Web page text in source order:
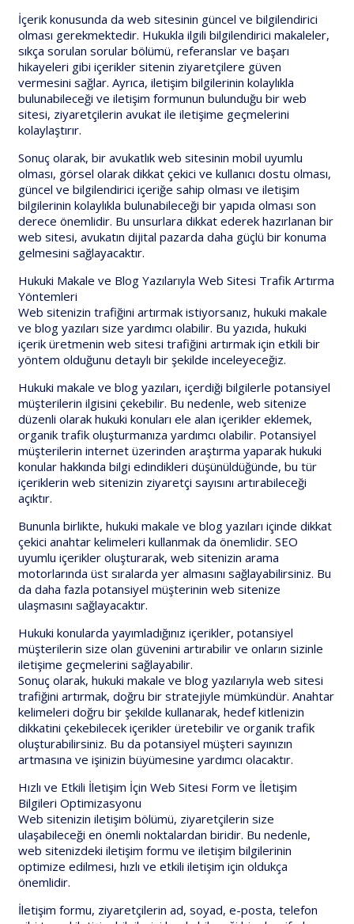
İçerik konusunda da web sitesinin güncel ve bilgilendirici
olması gerekmektedir. Hukukla ilgili bilgilendirici makaleler,
sıkça sorulan sorular bölümü, referanslar ve başarı
hikayeleri gibi içerikler sitenin ziyaretçilere güven
vermesini sağlar. Ayrıca, iletişim bilgilerinin kolaylıkla
bulunabileceği ve iletişim formunun bulunduğu bir web
sitesi, ziyaretçilerin avukat ile iletişime geçmelerini
kolaylaştırır.
Sonuç olarak, bir avukatlık web sitesinin mobil uyumlu
olması, görsel olarak dikkat çekici ve kullanıcı dostu olması,
güncel ve bilgilendirici içeriğe sahip olması ve iletişim
bilgilerinin kolaylıkla bulunabileceği bir yapıda olması son
derece önemlidir. Bu unsurlara dikkat ederek hazırlanan bir
web sitesi, avukatın dijital pazarda daha güçlü bir konuma
gelmesini sağlayacaktır.
Hukuki Makale ve Blog Yazılarıyla Web Sitesi Trafik Artırma
Yöntemleri
Web sitenizin trafiğini artırmak istiyorsanız, hukuki makale
ve blog yazıları size yardımcı olabilir. Bu yazıda, hukuki
içerik üretmenin web sitesi trafiğini artırmak için etkili bir
yöntem olduğunu detaylı bir şekilde inceleyeceğiz.
Hukuki makale ve blog yazıları, içerdiği bilgilerle potansiyel
müşterilerin ilgisini çekebilir. Bu nedenle, web sitenize
düzenli olarak hukuki konuları ele alan içerikler eklemek,
organik trafik oluşturmanıza yardımcı olabilir. Potansiyel
müşterilerin internet üzerinden araştırma yaparak hukuki
konular hakkında bilgi edindikleri düşünüldüğünde, bu tür
içeriklerin web sitenizin ziyaretçi sayısını artırabileceği
açıktır.
Bununla birlikte, hukuki makale ve blog yazıları içinde dikkat
çekici anahtar kelimeleri kullanmak da önemlidir. SEO
uyumlu içerikler oluşturarak, web sitenizin arama
motorlarında üst sıralarda yer almasını sağlayabilirsiniz. Bu
da daha fazla potansiyel müşterinin web sitenize
ulaşmasını sağlayacaktır.
Hukuki konularda yayımladığınız içerikler, potansiyel
müşterilerin size olan güvenini artırabilir ve onların sizinle
iletişime geçmelerini sağlayabilir.
Sonuç olarak, hukuki makale ve blog yazılarıyla web sitesi
trafiğini artırmak, doğru bir stratejiyle mümkündür. Anahtar
kelimeleri doğru bir şekilde kullanarak, hedef kitlenizin
dikkatini çekebilecek içerikler üretebilir ve organik trafik
oluşturabilirsiniz. Bu da potansiyel müşteri sayınızın
artmasına ve işinizin büyümesine yardımcı olacaktır.
Hızlı ve Etkili İletişim İçin Web Sitesi Form ve İletişim
Bilgileri Optimizasyonu
Web sitenizin iletişim bölümü, ziyaretçilerin size
ulaşabileceği en önemli noktalardan biridir. Bu nedenle,
web sitenizdeki iletişim formu ve iletişim bilgilerinin
optimize edilmesi, hızlı ve etkili iletişim için oldukça
önemlidir.
İletişim formu, ziyaretçilerin ad, soyad, e-posta, telefon